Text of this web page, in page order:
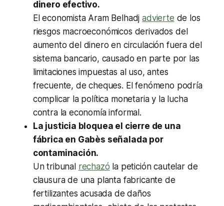
dinero efectivo.
El economista Aram Belhadjadvierte de los
riesgos macroeconómicos derivados del
aumento del dinero en circulación fuera del
sistema bancario, causado en parte por las
limitaciones impuestas al uso, antes
frecuente, de cheques. El fenómeno podría
complicar la política monetaria y la lucha
contra la economía informal.
La justicia bloquea el cierre de una
fábrica en Gabès señalada por
contaminación.
Un tribunal rechazó la petición cautelar de
clausura de una planta fabricante de
fertilizantes acusada de daños